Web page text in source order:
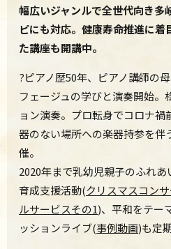
幅広いジャンルで全世代向き多
ピにも対応。健康寿命推進に
た講座も開講中。
?ピアノ歴50年、ピアノ講師の
フェージュの学びと演奏開始。
ョン演奏。プロ転身でコロナ
器のない場所への楽器持参を伴
催。
2020年まで乳幼児親子のふれ
育成支援活動(クリスマスコン
ルサービスその1)、平和をテー
ッションライブ(事例動画)も定